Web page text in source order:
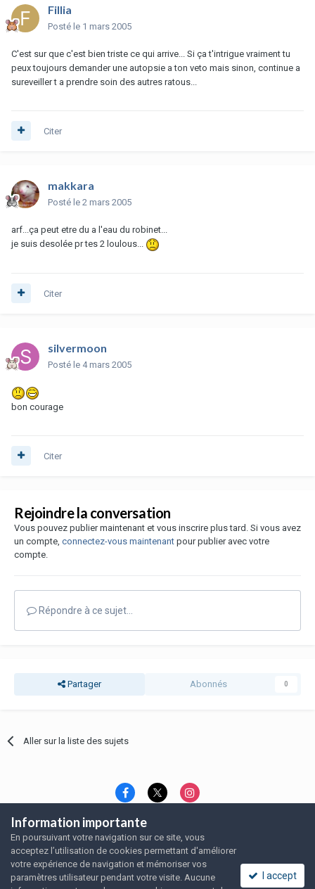
Fillia
Posté le 1 mars 2005
C'est sur que c'est bien triste ce qui arrive... Si ça t'intrigue vraiment tu
peux toujours demander une autopsie a ton veto mais sinon, continue a
sureveiller t a prendre soin des autres ratous...
Citer
makkara
Posté le 2 mars 2005
arf...ça peut etre du a l'eau du robinet...
je suis desolée pr tes 2 loulous...
Citer
silvermoon
Posté le 4 mars 2005
bon courage
Citer
Rejoindre la conversation
Vous pouvez publier maintenant et vous inscrire plus tard. Si vous avez
un compte, connectez-vous maintenant pour publier avec votre
compte.
Répondre à ce sujet…
Partager Abonnés 0
Aller sur la liste des sujets
Langue Thème
Politique de confidentialité
Nous contacter
Nous contacter
SRFA, l'association des amoureux du rat domestique
Powered by Invision Community
Information importante
En poursuivant votre navigation sur ce site, vous
acceptez l’utilisation de cookies permettant d'améliorer
votre expérience de navigation et mémoriser vos
paramètres utilisateur pendant votre visite. Aucune
I accept